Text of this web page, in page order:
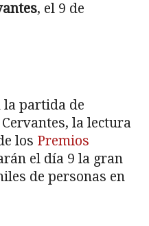
, el 9 de
la partida de
la lectura
los Premios
el día 9 la gran
de personas en